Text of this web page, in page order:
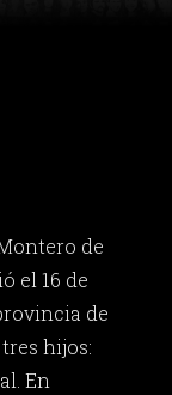
de
el 16 de
de
hijos:
En